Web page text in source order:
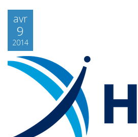
avr
9
2014